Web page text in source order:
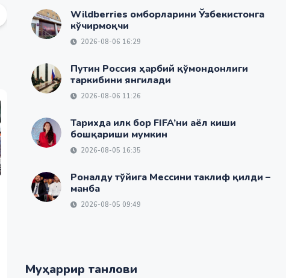
Wildberries омборларини Ўзбекистонга
кўчирмоқчи
2026-08-06 16:29
Путин Россия ҳарбий қўмондонлиги
таркибини янгилади
2026-08-06 11:26
Тарихда илк бор FIFA’ни аёл киши
бошқариши мумкин
2026-08-05 16:35
Роналду тўйига Мессини таклиф қилди –
манба
2026-08-05 09:49
Муҳаррир танлови